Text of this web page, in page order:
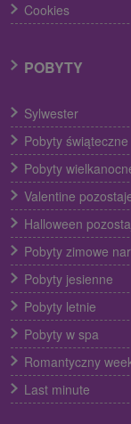
Cookies
POBYTY
Sylwester
Pobyty świąteczne
Pobyty
Valentine
Halloween
Pobyty zimowe
Pobyty jesienne
Pobyty letnie
Pobyty w spa
Romantyczny
Last minute